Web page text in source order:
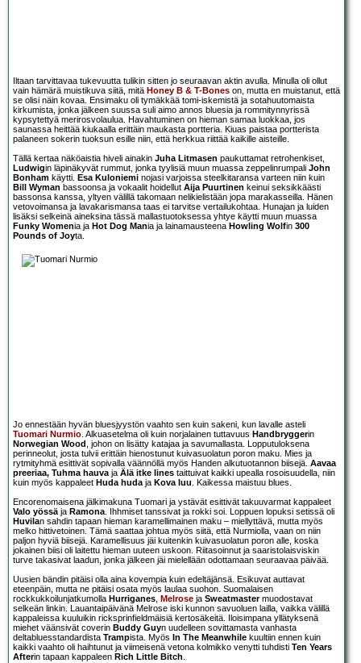
Iltaan tarvittavaa tukevuutta tulikin sitten jo seuraavan aktin avulla. Minulla oli ollut
vain hämärä muistikuva siitä, mitä Honey B & T-Bones on, mutta en muistanut, että
se olisi näin kovaa. Ensimaku oli tymäkkää tomi-iskemistä ja sotahuutomaista
kirkumista, jonka jälkeen suussa suli aimo annos bluesia ja rommitynnyrissä
kypsytettyä merirosvolaulua. Havahtuminen on hieman samaa luokkaa, jos
saunassa heittää kiukaalla erittäin maukasta portteria. Kiuas paistaa portterista
palaneen sokerin tuoksun esille niin, että herkkua riittää kaikille aisteille.
Tällä kertaa näköaistia hiveli ainakin Juha Litmasen paukuttamat retrohenkiset,
Ludwigin läpinäkyvät rummut, jonka tyylisiä muun muassa zeppelinrumpali John
Bonham käytti. Esa Kuloniemi nojasi varjoissa steelkitaransa varteen niin kuin
Bill Wyman bassoonsa ja vokaalit hoidellut Aija Puurtinen keinui seksikkäästi
bassonsa kanssa, yltyen välillä takomaan nelikielistään jopa marakasseilla. Hänen
vetovoimansa ja lavakarismansa taas ei tarvitse vertailukohtaa. Hunajan ja luiden
lisäksi selkeinä aineksina tässä mallastuotoksessa yhtye käytti muun muassa
Funky Womenia ja Hot Dog Mania ja lainamausteena Howling Wolfin 300
Pounds of Joyta.
Jo ennestään hyvän bluesjyystön vaahto sen kuin sakeni, kun lavalle asteli
Tuomari Nurmio. Alkuasetelma oli kuin norjalainen tuttavuus Handbryggerin
Norwegian Wood , johon on lisätty katajaa ja savumallasta. Lopputuloksena
perinneolut, josta tulvii erittäin hienostunut kuivasuolatun poron maku. Mies ja
rytmityhmä esittivät sopivalla väännöllä myös Handen alkutuotannon biisejä. Aavaa
preeriaa, Tuhma hauvaja Älä itke Iines taittuivat kaikki upealla rosoisuudella, niin
kuin myös kappaleet Huda hudaja Kova luu. Kaikessa maistuu blues.
Encorenomaisena jälkimakuna Tuomari ja ystävät esittivät takuuvarmat kappaleet
Valo yössäja Ramona. Ihhmiset tanssivat ja rokki soi. Loppuen lopuksi setissä oli
Huvilan sahdin tapaan hieman karamellimainen maku – miellyttävä, mutta myös
melko hittivetoinen. Tämä saattaa johtua myös siitä, että Nurmiolla, vaan on niin
paljon hyviä biisejä. Karamellisuus jäi kuitenkin kuivasuolatun poron alle, koska
jokainen biisi oli laitettu hieman uuteen uskoon. Riitasoinnut ja saaristolaisviskin
turve takasivat laadun, jonka jälkeen jäi mielellään odottamaan seuraavaa päivää.
Uusien bändin pitäisi olla aina kovempia kuin edeltäjänsä. Esikuvat auttavat
eteenpäin, mutta ne pitäisi osata myös laulaa suohon. Suomalaisen
rockkukkoilunjatkumolla Hurriganes, Melrose ja Sweatmastermuodostavat
selkeän linkin. Lauantaipäivänä Melrose iski kunnon savuoluen lailla, vaikka välillä
kappaleissa kuuluikin ricksprinfieldmäisiä kertosäkeitä. Iloisimpana yllätyksenä
miehet väänsivät coverin Buddy Guyn uudelleen sovittamasta vanhasta
deltabluesstandardista Trampista. Myös In The Meanwhile kuultiin ennen kuin
kaikki vaahto oli haihtunut ja viimeisenä vetona kolmikko venytti tuhdisti Ten Years
Afterin tapaan kappaleen Rich Little Bitch.